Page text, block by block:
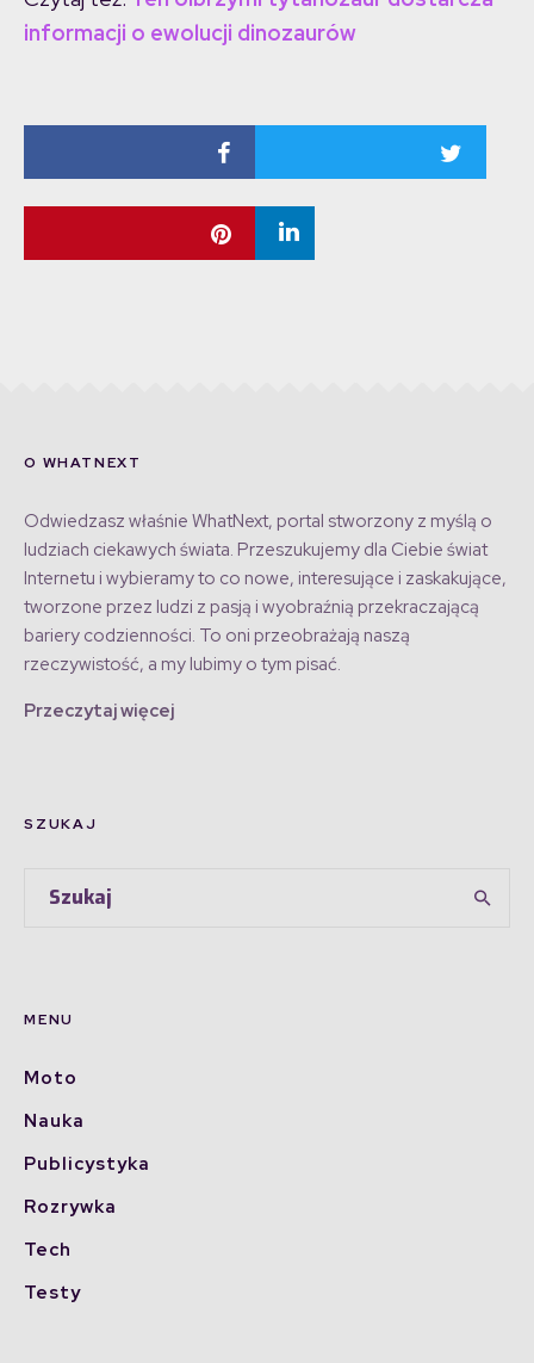
informacji o ewolucji dinozaurów
O WHATNEXT
Odwiedzasz właśnie WhatNext, portal stworzony z myślą o
ludziach ciekawych świata. Przeszukujemy dla Ciebie świat
Internetu i wybieramy to co nowe, interesujące i zaskakujące,
tworzone przez ludzi z pasją i wyobraźnią przekraczającą
bariery codzienności. To oni przeobrażają naszą
rzeczywistość, a my lubimy o tym pisać.
Przeczytaj więcej
SZUKAJ
MENU
Moto
Nauka
Publicystyka
Rozrywka
Tech
Testy